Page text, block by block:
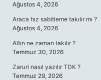
Ağustos 4, 2026
Araca hız sabitleme takılır mı ?
Ağustos 4, 2026
Altın ne zaman takılır ?
Temmuz 30, 2026
Zaruri nasıl yazılır TDK ?
Temmuz 29, 2026